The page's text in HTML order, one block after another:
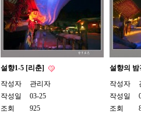
설향1-5 [리춘]
작성자
관리자
작성일
03-25
조회
925
설향의
작성자
작성일
조회